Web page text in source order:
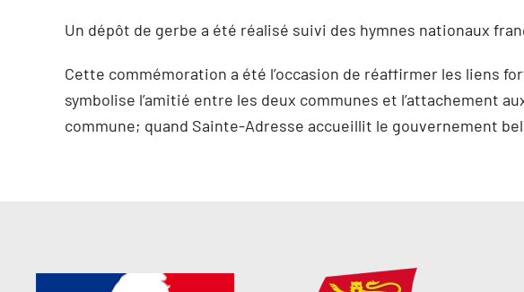
Un dépôt de gerbe a été réalisé suivi des hymnes nationaux
Cette commémoration a été l’occasion de réaffirmer les liens
symbolise l’amitié entre les deux communes et l’attachement
commune; quand Sainte-Adresse accueillit le gouvernement